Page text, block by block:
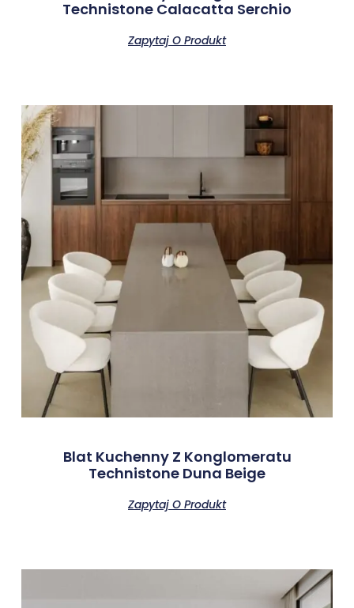
Technistone Calacatta Serchio
Zapytaj O Produkt
Blat Kuchenny Z Konglomeratu
Technistone Duna Beige
Zapytaj O Produkt